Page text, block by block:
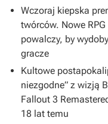
Wczoraj kiepska
twórców. Nowe
powalczy, by
gracze
Kultowe
niezgodne” z wizją
Fallout 3
18 lat temu